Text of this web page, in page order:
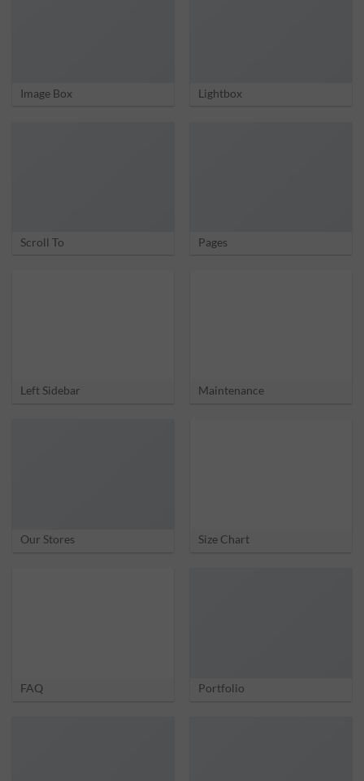
Image Box Lightbox
Scroll To Pages
Left Sidebar Maintenance
Our Stores Size Chart
FAQ Portfolio